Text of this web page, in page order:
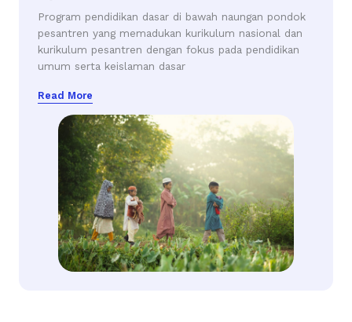
Program pendidikan dasar di bawah naungan pondok
pesantren yang memadukan kurikulum nasional dan
kurikulum pesantren dengan fokus pada pendidikan
umum serta keislaman dasar
Read More